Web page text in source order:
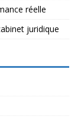
réelle
juridique